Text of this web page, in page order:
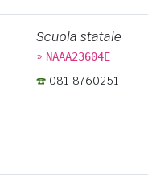
Scuola statale
» NAAA23604E
081 8760251